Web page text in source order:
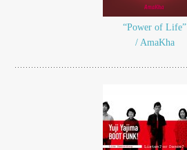
“Power of Life”
/ AmaKha